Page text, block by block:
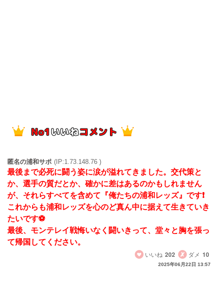
匿名の浦和サポ (IP:1.73.148.76 )
最後まで必死に闘う姿に涙が溢れてきました。交代策と
か、選手の質だとか、確かに差はあるのかもしれません
が、それらすべてを含めて『俺たちの浦和レッズ』です❗
これからも浦和レッズを心のど真ん中に据えて生きていき
たいです⚽
最後、モンテレイ戦悔いなく闘いきって、堂々と胸を張っ
て帰国してください。
いいね 202 ダメ 10
2025年06月22日 13:57